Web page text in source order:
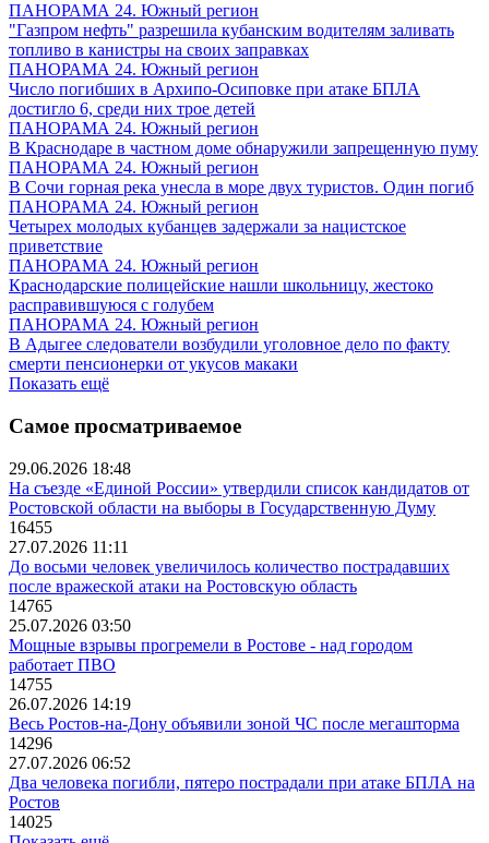
ПАНОРАМА 24. Южный регион
"Газпром нефть" разрешила кубанским водителям заливать
топливо в канистры на своих заправках
ПАНОРАМА 24. Южный регион
Число погибших в Архипо-Осиповке при атаке БПЛА
достигло 6, среди них трое детей
ПАНОРАМА 24. Южный регион
В Краснодаре в частном доме обнаружили запрещенную пуму
ПАНОРАМА 24. Южный регион
В Сочи горная река унесла в море двух туристов. Один погиб
ПАНОРАМА 24. Южный регион
Четырех молодых кубанцев задержали за нацистское
приветствие
ПАНОРАМА 24. Южный регион
Краснодарские полицейские нашли школьницу, жестоко
расправившуюся с голубем
ПАНОРАМА 24. Южный регион
В Адыгее следователи возбудили уголовное дело по факту
смерти пенсионерки от укусов макаки
Показать ещё
Самое просматриваемое
29.06.2026 18:48
На съезде «Единой России» утвердили список кандидатов от
Ростовской области на выборы в Государственную Думу
16455
27.07.2026 11:11
До восьми человек увеличилось количество пострадавших
после вражеской атаки на Ростовскую область
14765
25.07.2026 03:50
Мощные взрывы прогремели в Ростове - над городом
работает ПВО
14755
26.07.2026 14:19
Весь Ростов-на-Дону объявили зоной ЧС после мегашторма
14296
27.07.2026 06:52
Два человека погибли, пятеро пострадали при атаке БПЛА на
Ростов
14025